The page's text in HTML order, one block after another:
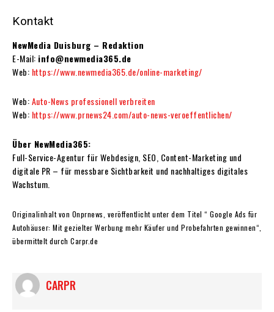
Kontakt
NewMedia Duisburg – Redaktion
E-Mail: info@newmedia365.de
Web: https://www.newmedia365.de/online-marketing/
Web:Auto-News professionell verbreiten
Web: https://www.prnews24.com/auto-news-veroeffentlichen/
Über NewMedia365:
Full-Service-Agentur für Webdesign, SEO, Content-Marketing und
digitale PR – für messbare Sichtbarkeit und nachhaltiges digitales
Wachstum.
Originalinhalt von Onprnews, veröffentlicht unter dem Titel “ Google Ads für
Autohäuser: Mit gezielter Werbung mehr Käufer und Probefahrten gewinnen“,
übermittelt durch Carpr.de
CARPR